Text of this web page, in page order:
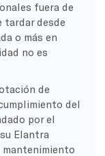
fuera de
tardar desde
o más en
no es
de
del
por el
Elantra
mantenimiento